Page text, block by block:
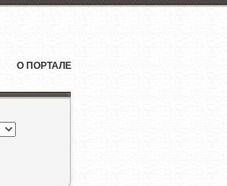
О ПОРТАЛЕ